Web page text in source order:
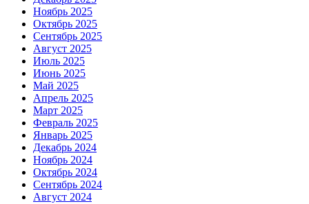
Ноябрь 2025
Октябрь 2025
Сентябрь 2025
Август 2025
Июль 2025
Июнь 2025
Май 2025
Апрель 2025
Март 2025
Февраль 2025
Январь 2025
Декабрь 2024
Ноябрь 2024
Октябрь 2024
Сентябрь 2024
Август 2024